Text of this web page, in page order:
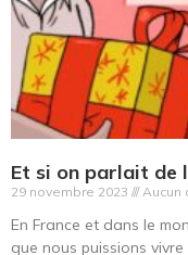
Et si on parlait de
29 novembre 2023 Aucun
En France et dans le
que nous puissions